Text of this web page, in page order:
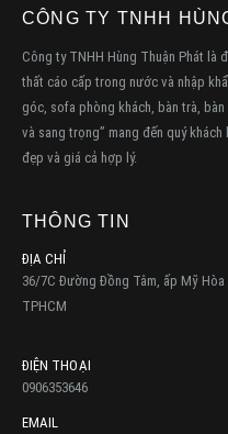
CÔNG TY TNHH
Công ty TNHH Hùng Thuận Phát là
thất cáo cấp trong nước và nhập
góc, sofa phòng khách, bàn trà,
và sang trọng” mang đến quý
đẹp và giá cả hợp lý.
THÔNG TIN
ĐỊA CHỈ
36/7C Đường Đồng Tâm, ấp Mỹ Hòa
TPHCM
ĐIỆN THOẠI
0906353646
EMAIL